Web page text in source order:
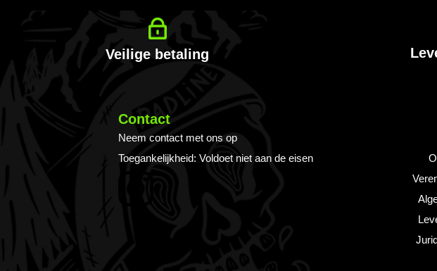
Veilige betaling
Contact
Neem contact met ons op
Toegankelijkheid: Voldoet niet aan de eisen